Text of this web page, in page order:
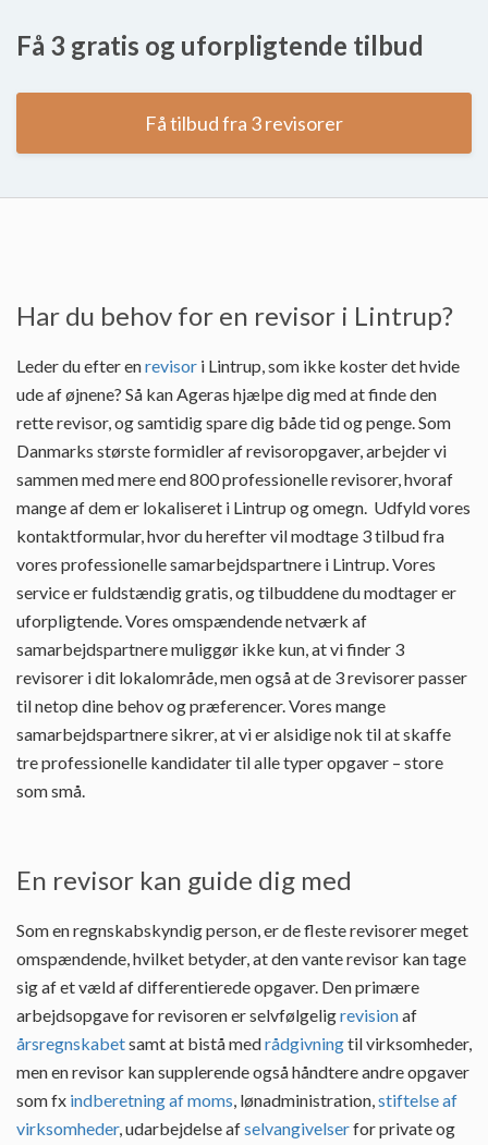
Få 3 gratis og uforpligtende tilbud
Få tilbud fra 3 revisorer
Har du behov for en revisor i Lintrup?
Leder du efter enrevisor i Lintrup, som ikke koster det hvide
ude af øjnene? Så kan Ageras hjælpe dig med at finde den
rette revisor, og samtidig spare dig både tid og penge. Som
Danmarks største formidler af revisoropgaver, arbejder vi
sammen med mere end 800 professionelle revisorer, hvoraf
mange af dem er lokaliseret i Lintrup og omegn. Udfyld vores
kontaktformular, hvor du herefter vil modtage 3 tilbud fra
vores professionelle samarbejdspartnere i Lintrup. Vores
service er fuldstændig gratis, og tilbuddene du modtager er
uforpligtende. Vores omspændende netværk af
samarbejdspartnere muliggør ikke kun, at vi finder 3
revisorer i dit lokalområde, men også at de 3 revisorer passer
til netop dine behov og præferencer. Vores mange
samarbejdspartnere sikrer, at vi er alsidige nok til at skaffe
tre professionelle kandidater til alle typer opgaver – store
som små.
En revisor kan guide dig med
Som en regnskabskyndig person, er de fleste revisorer meget
omspændende, hvilket betyder, at den vante revisor kan tage
sig af et væld af differentierede opgaver. Den primære
arbejdsopgave for revisoren er selvfølgeligrevisionaf
årsregnskabetsamt at bistå medrådgivningtil virksomheder,
men en revisor kan supplerende også håndtere andre opgaver
som fx indberetning af moms, lønadministration,stiftelse af
virksomheder, udarbejdelse afselvangivelserfor private og